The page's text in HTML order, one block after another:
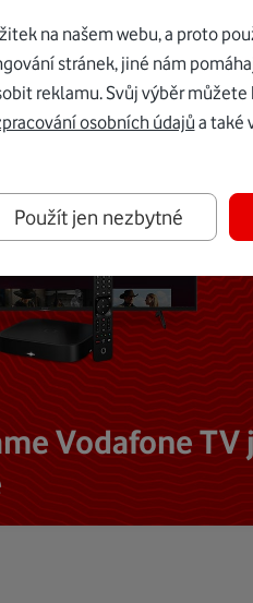
Vodafone TV
na našem webu, a proto
stránek, jiné nám
reklamu. Svůj výběr
osobních údajů a také
Použít jen nezbytné